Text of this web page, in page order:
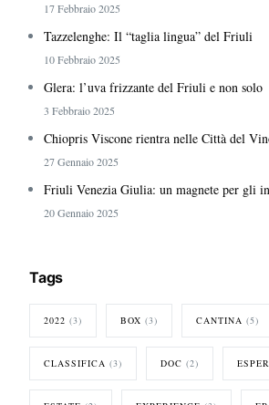
17 Febbraio 2025
Tazzelenghe: Il “taglia lingua” del Friuli
10 Febbraio 2025
Glera: l’uva frizzante del Friuli e non solo
3 Febbraio 2025
Chiopris Viscone rientra nelle Città del
27 Gennaio 2025
Friuli Venezia Giulia: un magnete per gli
20 Gennaio 2025
Tags
2022 (3) BOX (3) CANTINA (5)
CLASSIFICA (3) DOC (2)